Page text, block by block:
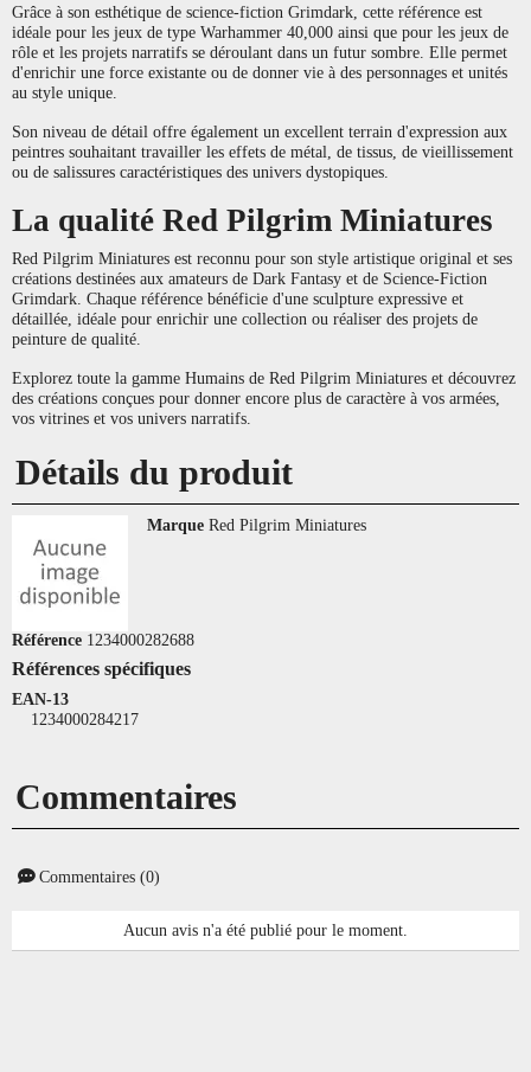
Grâce à son esthétique de science-fiction Grimdark, cette référence est
idéale pour les jeux de type Warhammer 40,000 ainsi que pour les jeux de
rôle et les projets narratifs se déroulant dans un futur sombre. Elle permet
d'enrichir une force existante ou de donner vie à des personnages et unités
au style unique.
Son niveau de détail offre également un excellent terrain d'expression aux
peintres souhaitant travailler les effets de métal, de tissus, de vieillissement
ou de salissures caractéristiques des univers dystopiques.
La qualité Red Pilgrim Miniatures
Red Pilgrim Miniatures est reconnu pour son style artistique original et ses
créations destinées aux amateurs de Dark Fantasy et de Science-Fiction
Grimdark. Chaque référence bénéficie d'une sculpture expressive et
détaillée, idéale pour enrichir une collection ou réaliser des projets de
peinture de qualité.
Explorez toute la gamme Humains de Red Pilgrim Miniatures et découvrez
des créations conçues pour donner encore plus de caractère à vos armées,
vos vitrines et vos univers narratifs.
Détails du produit
Marque Red Pilgrim Miniatures
Référence 1234000282688
Références spécifiques
EAN-13
1234000284217
Commentaires
Commentaires (0)
Aucun avis n'a été publié pour le moment.